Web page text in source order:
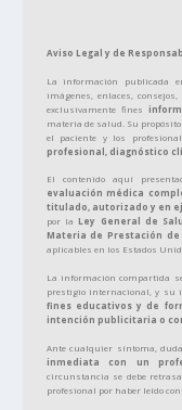
Aviso Legal y de
La información publicada
imágenes, enlaces,
exclusivamente fines
materia de salud. Su
el paciente y los
profesional, diagnóstico
El contenido aquí
evaluación médica
titulado, autorizado y en
por laLey General de
Materia de Prestación
aplicables en los Estados
La información compartida
prestigio internacional, y su
fines educativos y de
intención publicitaria o
Ante cualquier síntoma,
inmediata con un
circunstancia se debe
profesional por haber leído